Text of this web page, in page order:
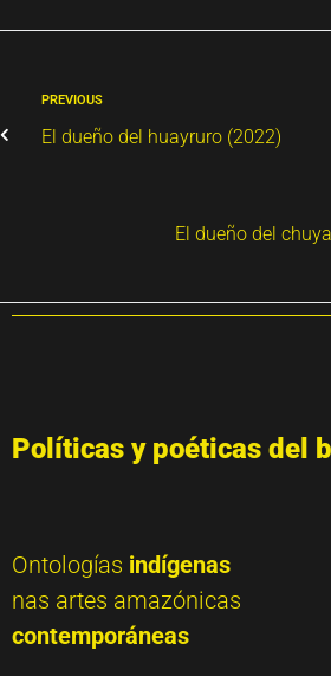
PREVIOUS
El dueño del huayruro (2022)
El dueño del
Políticas y poéticas del
Ontologías indígenas
nas artes amazónicas
contemporáneas